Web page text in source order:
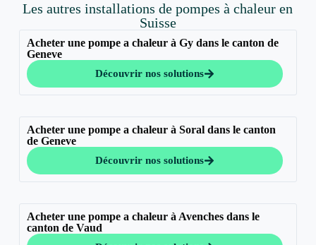
Les autres installations de pompes à chaleur en
Suisse
Acheter une pompe a chaleur à Gy dans le canton de
Geneve
Découvrir nos solutions
Acheter une pompe a chaleur à Soral dans le canton
de Geneve
Découvrir nos solutions
Acheter une pompe a chaleur à Avenches dans le
canton de Vaud